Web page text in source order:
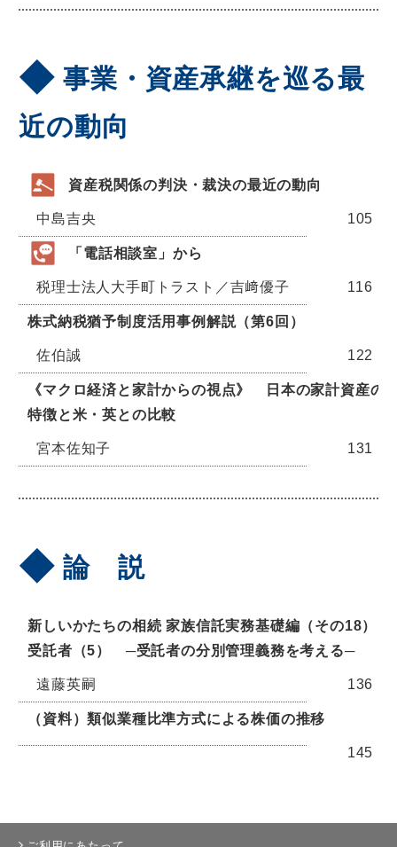
事業・資産承継を巡る最
近の動向
資産税関係の判決・裁決の最近の動向
中島吉央 105
「電話相談室」から
税理士法人大手町トラスト／吉﨑優子 116
株式納税猶予制度活用事例解説（第6回）
佐伯誠 122
《マクロ経済と家計からの視点》 日本の家計資産の
特徴と米・英との比較
宮本佐知子 131
論 説
新しいかたちの相続 家族信託実務基礎編（その18）
受託者（5） ─受託者の分別管理義務を考える─
遠藤英嗣 136
（資料）類似業種比準方式による株価の推移
145